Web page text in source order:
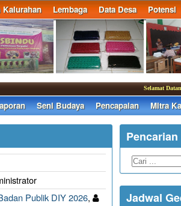
Kalurahan Lembaga Data Desa Potensi
Selamat Datang
Seni Budaya Pencapaian Mitra
Publik DIY 2026,
Pencarian
Jadwal